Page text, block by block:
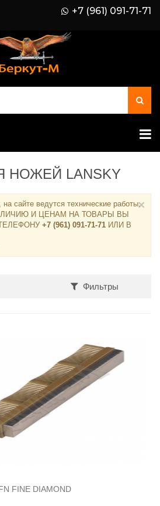
+7 (961) 091-71-71
НОЖЕЙ LANSKY
сайте ведутся технические работы.
И ЦЕНАМ НА ТОВАРЫ ВЫ
+7 (961) 091-71-71 ИЛИ В
×
Фильтры
FINE DIAMOND